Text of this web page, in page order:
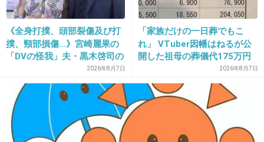
29. 匿名2026/06/03(水) 15:23:20
>>21
靖国＝反平和となる思考回路がわからん。あの
大量の花嫁人形ほど戦争の悲惨さを伝えるもの
はないし、靖国にいくと戦争は絶対にしてはな
らぬとわかるじゃないか。
《全身打撲、頭部裂傷及び打
撲、頸部損傷…》宮崎麗果の
「DVの怪我」夫・黒木啓司の
逮捕で始まる「夫婦の闘争」
2026年8月7日
「家族だけの一日葬でもこ
れ」 VTuber因幡はねるが公
開した祖母の葬儀代175万円
2026年8月7日